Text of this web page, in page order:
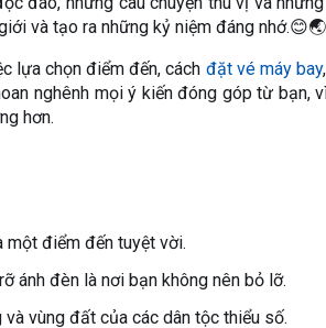
và tạo ra những kỷ niệm đáng nhớ.😊🌏
lựa chọn điểm đến, cách đặt vé máy bay
nghênh mọi ý kiến đóng góp từ bạn,
hơn.
một điểm đến tuyệt vời.
ánh đèn là nơi bạn không nên bỏ lỡ.
vùng đất của các dân tộc thiểu số.